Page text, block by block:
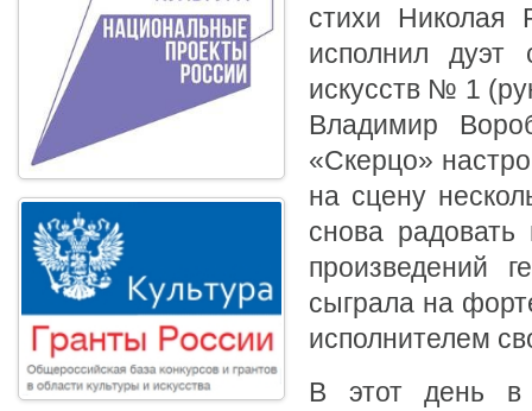
стихи Николая
исполнил дуэт
искусств № 1
Владимир
«Скерцо»
на сцену
снова
произведений
сыграла на
исполнителем
В этот день в